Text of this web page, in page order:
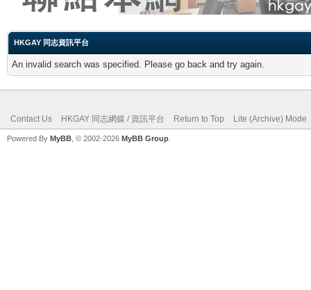
HKGAY 同志資訊平台
An invalid search was specified. Please go back and try again.
Contact Us HKGAY 同志網媒 / 資訊平台 Return to Top Lite (Archive) Mode
Powered By MyBB , © 2002-2026 MyBB Group